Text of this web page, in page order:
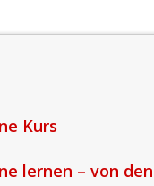
Kurs
lernen – von